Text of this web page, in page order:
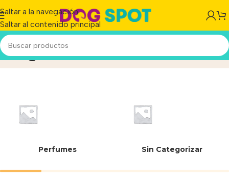
Saltar a la navegación
Saltar al contenido principal
26 gInicio/Producto
Perfumes Sin Categorizar